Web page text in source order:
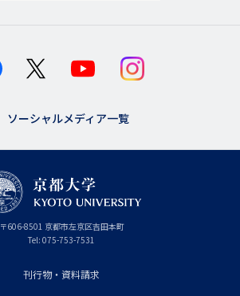
ソーシャルメディア一覧
〒606-8501 京
都
府
京都市左京区吉田本町
Tel: 075-753-7531
刊行物・資料請求